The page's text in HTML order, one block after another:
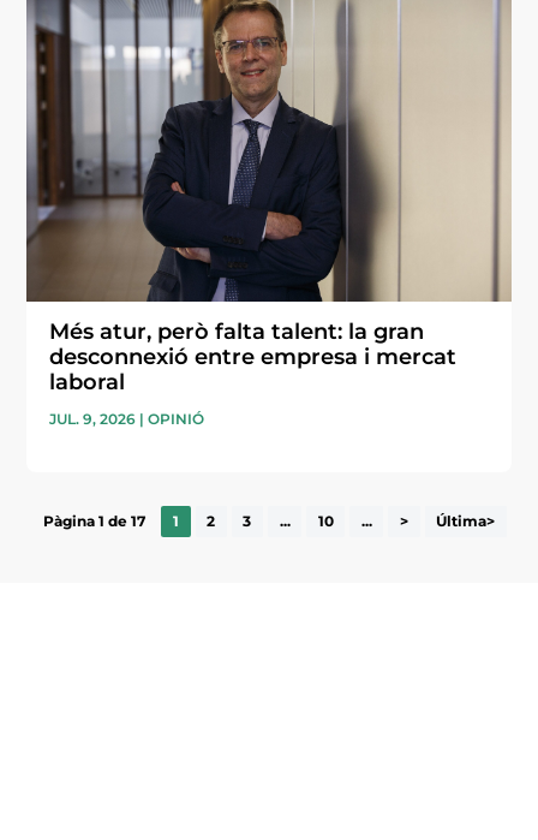
Més atur, però falta talent: la gran
desconnexió entre empresa i mercat
laboral
JUL. 9, 2026 |OPINIÓ
Pàgina 1 de 17 1 2 3 ... 10 ... > Última>